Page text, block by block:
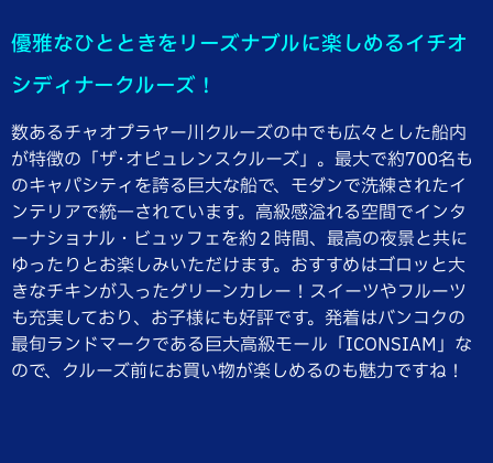
優雅なひとときをリーズナブルに楽しめるイチオ
シディナークルーズ！
数あるチャオプラヤー川クルーズの中でも広々とした船内
が特徴の「ザ･オピュレンスクルーズ」。最大で約700名も
のキャパシティを誇る巨大な船で、モダンで洗練されたイ
ンテリアで統一されています。高級感溢れる空間でインタ
ーナショナル・ビュッフェを約２時間、最高の夜景と共に
ゆったりとお楽しみいただけます。おすすめはゴロッと大
きなチキンが入ったグリーンカレー！スイーツやフルーツ
も充実しており、お子様にも好評です。発着はバンコクの
最旬ランドマークである巨大高級モール「ICONSIAM」な
ので、クルーズ前にお買い物が楽しめるのも魅力ですね！